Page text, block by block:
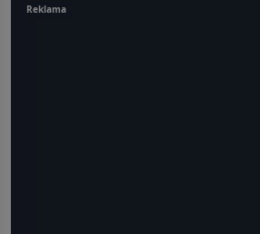
Reklama